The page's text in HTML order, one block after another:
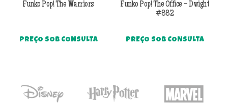
Funko Pop! The Warriors
PREÇO SOB CONSULTA
Funko Pop! The Office – Dwight
#882
PREÇO SOB CONSULTA